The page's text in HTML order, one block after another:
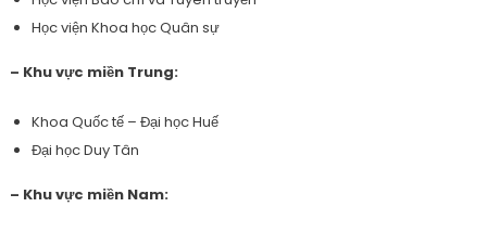
Học viện Khoa học Quân sự
– Khu vực miền Trung:
Khoa Quốc tế – Đại học Huế
Đại học Duy Tân
– Khu vực miền Nam: